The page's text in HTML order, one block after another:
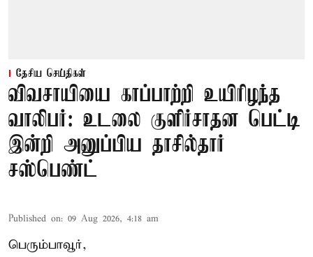
தேசிய செய்திகள்
விவசாயியை காப்பாற்றி உயிரிழந்த
வாலிபர்: உடலை குளிர்சாதன பெட்டி
இன்றி அனுப்பிய தாசில்தார்
சஸ்பெண்ட்
Published on: 09 Aug 2026, 4:18 am
பெரும்பாவூர்,